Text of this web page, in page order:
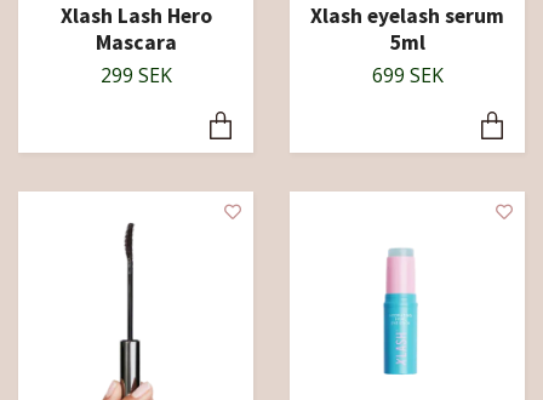
Xlash Lash Hero
Mascara
299 SEK
Xlash eyelash serum
5ml
699 SEK